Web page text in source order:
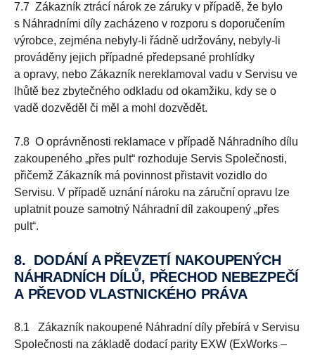
7.7 Zákazník ztrácí nárok ze záruky v případě, že bylo
s Náhradními díly zacházeno v rozporu s doporučením
výrobce, zejména nebyly-li řádně udržovány, nebyly-li
prováděny jejich případné předepsané prohlídky
a opravy, nebo Zákazník nereklamoval vadu v Servisu ve
lhůtě bez zbytečného odkladu od okamžiku, kdy se o
vadě dozvěděl či měl a mohl dozvědět.
7.8 O oprávněnosti reklamace v případě Náhradního dílu
zakoupeného „přes pult“ rozhoduje Servis Společnosti,
přičemž Zákazník má povinnost přistavit vozidlo do
Servisu. V případě uznání nároku na záruční opravu lze
uplatnit pouze samotný Náhradní díl zakoupený „přes
pult“.
8. DODÁNÍ A PŘEVZETÍ NAKOUPENÝCH
NÁHRADNÍCH DÍLŮ, PŘECHOD NEBEZPEČÍ
A PŘEVOD VLASTNICKÉHO PRÁVA
8.1 Zákazník nakoupené Náhradní díly přebírá v Servisu
Společnosti na základě dodací parity EXW (ExWorks –